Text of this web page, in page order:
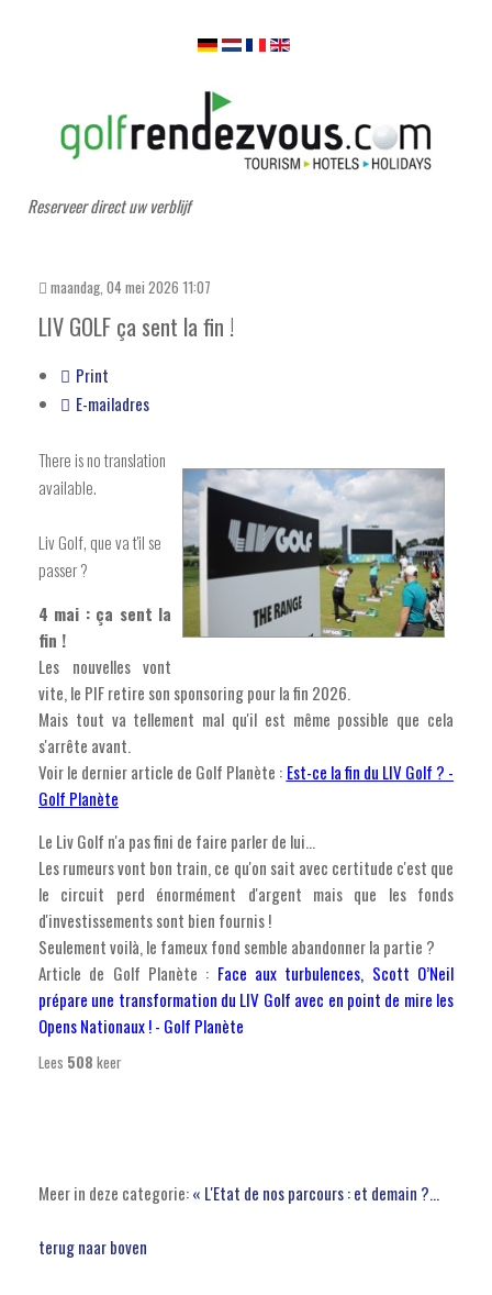
Reserveer direct uw verblijf
maandag, 04 mei 2026 11:07
LIV GOLF ça sent la fin !
Print
E-mailadres
There is no translation
available.
Liv Golf, que va t'il se
passer ?
4 mai : ça sent la
fin !
Les nouvelles vont
vite, le PIF retire son sponsoring pour la fin 2026.
Mais tout va tellement mal qu'il est même possible que cela
s'arrête avant.
Voir le dernier article de Golf Planète : Est-ce la fin du LIV Golf ? -
Golf Planète
Le Liv Golf n'a pas fini de faire parler de lui...
Les rumeurs vont bon train, ce qu'on sait avec certitude c'est que
le circuit perd énormément d'argent mais que les fonds
d'investissements sont bien fournis !
Seulement voilà, le fameux fond semble abandonner la partie ?
Article de Golf Planète : Face aux turbulences, Scott O’Neil
prépare une transformation du LIV Golf avec en point de mire les
Opens Nationaux ! - Golf Planète
Lees 508 keer
Meer in deze categorie:« L'Etat de nos parcours : et demain ?...
terug naar boven